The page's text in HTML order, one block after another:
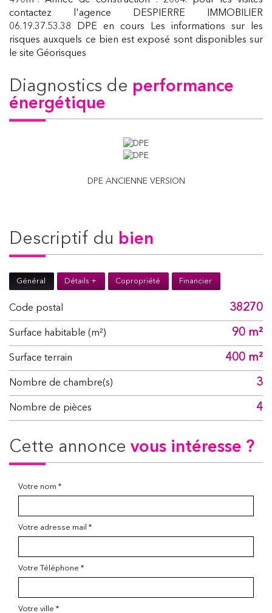
contactez l'agence DESPIERRE IMMOBILIER
06.19.37.53.38 DPE en cours Les informations sur les
risques auxquels ce bien est exposé sont disponibles sur
le site Géorisques
diagnostics de performance
énergétique
DPE ANCIENNE VERSION
descriptif du bien
Général Détails + Copropriété Financier
Code postal 38270
Surface habitable (m²) 90 m²
surface terrain 400 m²
Nombre de chambre(s) 3
Nombre de pièces 4
cette annonce vous intéresse ?
Votre nom *
Votre adresse mail *
Votre Téléphone *
Votre ville *